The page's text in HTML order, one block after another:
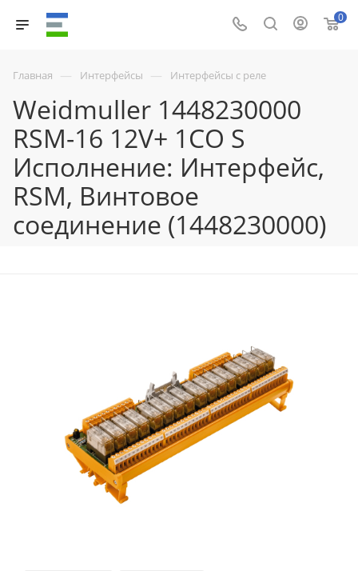
0
Главная — Интерфейсы — Интерфейсы с реле
Weidmuller 1448230000
RSM-16 12V+ 1CO S
Исполнение: Интерфейс,
RSM, Винтовое
соединение (1448230000)